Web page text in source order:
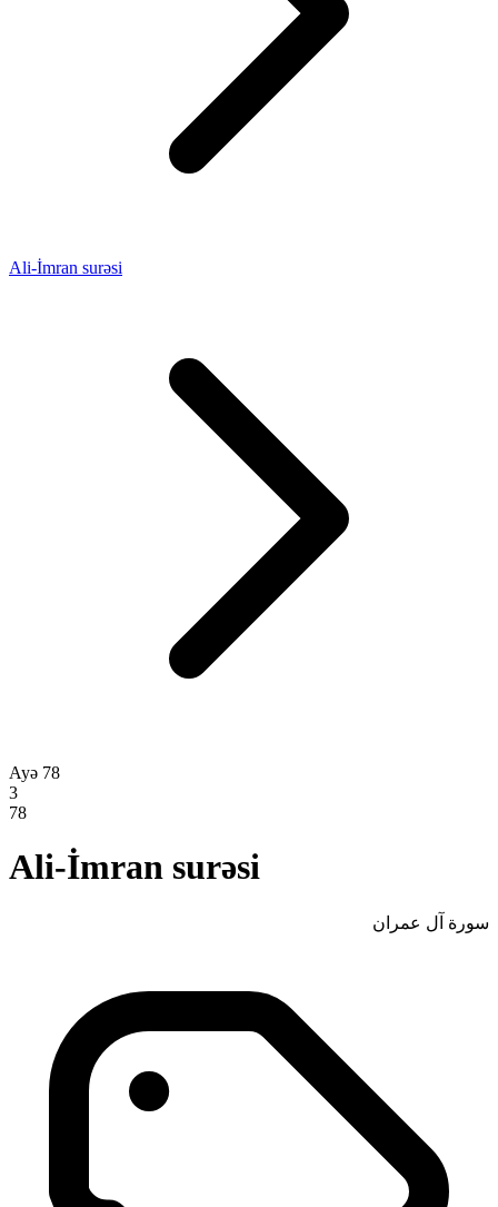
Ali-İmran surəsi
Ayə 78
3
78
Ali-İmran surəsi
سورة آل عمران